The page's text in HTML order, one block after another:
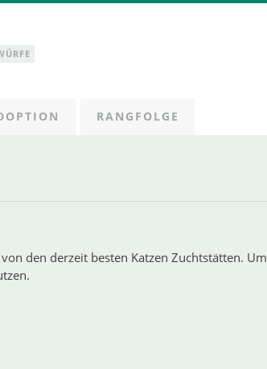
RANGFOLGE
den derzeit besten Katzen Zuchtstätten. Um